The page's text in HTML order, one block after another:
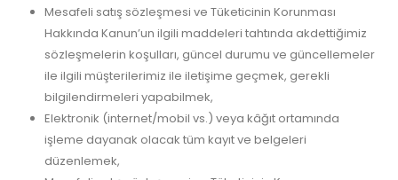
Mesafeli satış sözleşmesi ve Tüketicinin Korunması
Hakkında Kanun’un ilgili maddeleri tahtında akdettiğimiz
sözleşmelerin koşulları, güncel durumu ve güncellemeler
ile ilgili müşterilerimiz ile iletişime geçmek, gerekli
bilgilendirmeleri yapabilmek,
Elektronik (internet/mobil vs.) veya kâğıt ortamında
işleme dayanak olacak tüm kayıt ve belgeleri
düzenlemek,